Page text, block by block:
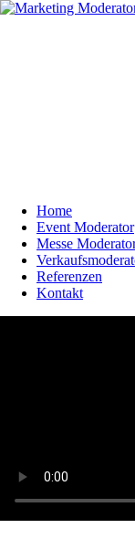
Home
Event Moderator
Messe
Referenzen
Kontakt